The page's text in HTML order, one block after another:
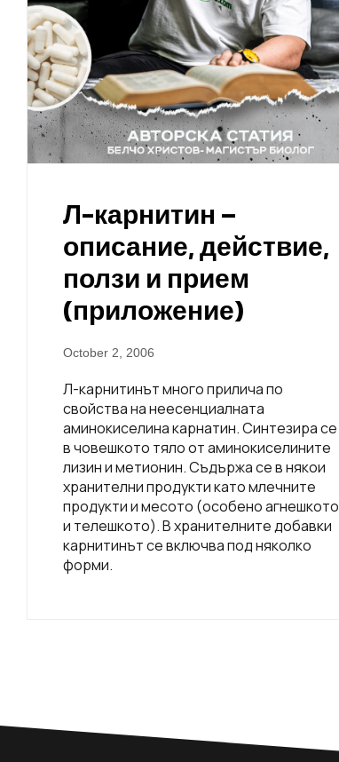
Л-карнитин –
описание, действие,
ползи и прием
(приложение)
October 2, 2006
Л-карнитинът много прилича по
свойства на неесенциалната
аминокиселина карнатин. Синтезира се
в човешкото тяло от аминокиселините
лизин и метионин. Съдържа се в някои
хранителни продукти като млечните
продукти и месото (особено агнешкото
и телешкото). В хранителните добавки
карнитинът се включва под няколко
форми.